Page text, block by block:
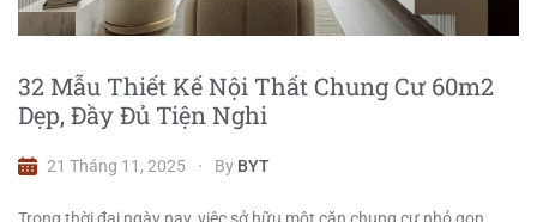
32 Mẫu Thiết Kế Nội Thất Chung Cư 60m2
Dẹp, Đầy Đủ Tiện Nghi
21 Tháng 11, 2025 By BYT